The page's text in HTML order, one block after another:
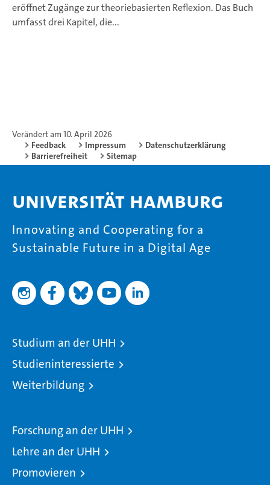
eröffnet Zugänge zur theoriebasierten Reflexion. Das Buch
umfasst drei Kapitel, die...
Verändert am 10. April 2026
Feedback
Impressum
Datenschutzerklärung
Barrierefreiheit
Sitemap
Universität Hamburg
Innovating and Cooperating for a
Sustainable Future in a Digital Age
Studium an der UHH
Studieninteressierte
Weiterbildung
Forschung an der UHH
Lehre an der UHH
Promovieren